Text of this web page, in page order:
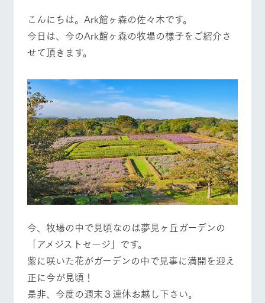
営業時
間・料金
交通アク
セス
よくいた
だく質問
客様へ
ペットを
お客様へ
お問い合
わせ・資
料請求
フラワー
ガーデン
自然環境の中、
季節の移り変わ
りを存分に味わ
う
動物とふ
て、学ぶ。館ヶ
森の雄大な自然
なかで動物とふ
れあう
アクティ
ツリーハウスや
ど、楽しみなが
ら学べる様々な
アクティビティ
レストラ
ン
牧場の生産品を
知り尽くした料
理人が腕を振
スタイルで提供
ショップ
／お買い
物
丹精込めて育て
た生産品をはじ
品を取り揃えた
店舗
牧場マッ
プ
牧場マップのダ
ウンロード
周遊バス
牧場内を巡る周
遊バスのご案内
ArkFarm Wedding
お知らせ
ブログ
お問い合わせ・資料請求
生産品カタログ・資料DL
English (Google Translate)
牧場トップ 今日の牧場 牧場の楽しみ方
イベント/フェア レストラン/BBQ フラワーガーデン
動物とふれあう アクティビティ/体験 ショップ/お買い物
牧場マップを見る 周遊バス
営業時間・料金
こんにちは。Ark館ヶ森の佐々木です。
今日は、今のArk館ヶ森の牧場の様子をご紹介さ
せて頂きます。
今、牧場の中で見頃なのは夢見ヶ丘ガーデンの
「アメジストセージ」です。
紫に咲いた花がガーデンの中で見事に満開を迎え
正に今が見頃！
是非、今度の週末３連休お越し下さい。